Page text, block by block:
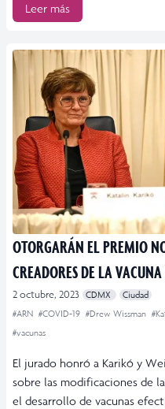
Leer más
OTORGARÁN EL PREMIO
CREADORES DE LA
2 octubre, 2023 CDMX
Ciudad
#ARN #COVID-19 #Drew Wissman
#vacunas
El jurado honró a Karikó y
sobre las modificaciones de
el desarrollo de vacunas